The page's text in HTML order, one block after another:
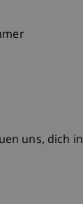
uns, dich in